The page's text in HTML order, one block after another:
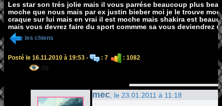
Les star son trés jolie mais il vous parrése beaucoup plus
moche que nous mais par ex justin bieber moi je le trouve
craque sur lui mais en vrai il est moche mais shakira est
mais vous devrez faire du sport commme sa vous deviendrez
les chiens
Posté le 16.11.2010 à 19:53 - : 7
: 1082
(0)
mec , le 23.01.2011 à 11:18